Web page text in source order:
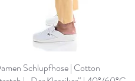
Schlupfhose | Cotton